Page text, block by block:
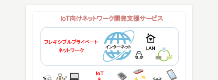
ニュース
デジタルサイネージ